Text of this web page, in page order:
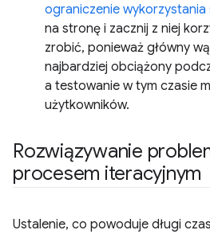
ograniczenie wykorzystania
na stronę i zacznij z niej
zrobić, ponieważ główny
najbardziej obciążony
a testowanie w tym czasie
użytkowników.
Rozwiązywanie
procesem iteracyjnym
Ustalenie, co powoduje długi